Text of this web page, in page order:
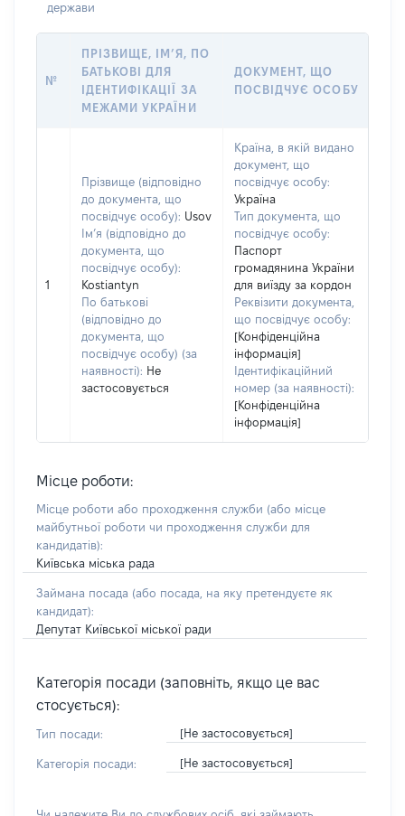
держави
№
ПРІЗВИЩЕ, ІМ’Я, ПО
БАТЬКОВІ ДЛЯ
ІДЕНТИФІКАЦІЇ ЗА
МЕЖАМИ УКРАЇНИ
ДОКУМЕНТ, ЩО
ПОСВІДЧУЄ ОСОБУ
1
Прізвище (відповідно
до документа, що
посвідчує особу): Usov
Ім’я (відповідно до
документа, що
посвідчує особу):
Kostiantyn
По батькові
(відповідно до
документа, що
посвідчує особу) (за
наявності): Не
застосовується
Країна, в якій видано
документ, що
посвідчує особу:
Україна
Тип документа, що
посвідчує особу:
Паспорт
громадянина України
для виїзду за кордон
Реквізити документа,
що посвідчує особу:
[Конфіденційна
інформація]
Ідентифікаційний
номер (за наявності):
[Конфіденційна
інформація]
Місце роботи:
Місце роботи або проходження служби (або місце
майбутньої роботи чи проходження служби для
кандидатів):
Київська міська рада
Займана посада (або посада, на яку претендуєте як
кандидат):
Депутат Київської міської ради
Категорія посади (заповніть, якщо це вас
стосується):
Тип посади: [Не застосовується]
Категорія посади: [Не застосовується]